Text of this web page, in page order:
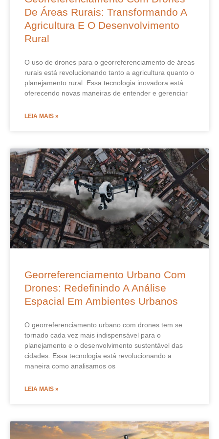
De Áreas Rurais: Transformando A
Agricultura E O Desenvolvimento
Rural
O uso de drones para o georreferenciamento de áreas
rurais está revolucionando tanto a agricultura quanto o
planejamento rural. Essa tecnologia inovadora está
oferecendo novas maneiras de entender e gerenciar
LEIA MAIS »
Georreferenciamento Urbano Com
Drones: Redefinindo A Análise
Espacial Em Ambientes Urbanos
O georreferenciamento urbano com drones tem se
tornado cada vez mais indispensável para o
planejamento e o desenvolvimento sustentável das
cidades. Essa tecnologia está revolucionando a
maneira como analisamos os
LEIA MAIS »